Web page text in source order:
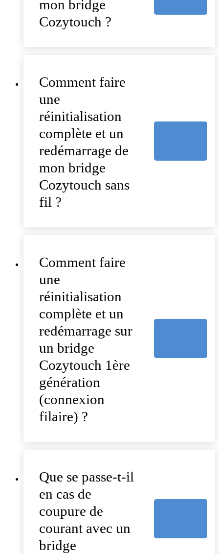
mon bridge
Cozytouch ?
Comment faire
une
réinitialisation
complète et un
redémarrage de
mon bridge
Cozytouch sans
fil ?
Comment faire
une
réinitialisation
complète et un
redémarrage sur
un bridge
Cozytouch 1ère
génération
(connexion
filaire) ?
Que se passe-t-il
en cas de
coupure de
courant avec un
bridge